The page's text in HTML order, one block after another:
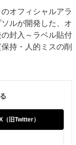
オフィシャルアラ
ルが開発した、オ
封入～ラベル貼付
持・人的ミスの削
（旧Twitter）